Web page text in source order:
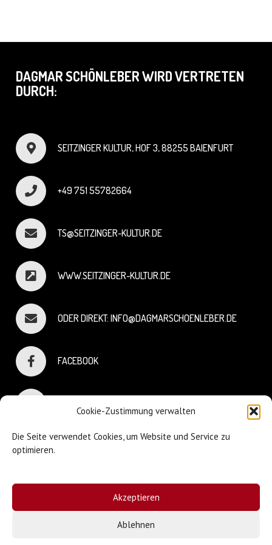
Cookie-Zustimmung verwalten
Die Seite verwendet Cookies, um Website und Service zu
optimieren.
Akzeptieren
Ablehnen
DAGMAR SCHÖNLEBER WIRD VERTRETEN
DURCH:
SEITZINGER KULTUR, HOF 3, 88255 BAIENFURT
+49 751 55782664
TS@SEITZINGER-KULTUR.DE
WWW.SEITZINGER-KULTUR.DE
ODER DIREKT: INFO@DAGMARSCHOENLEBER.DE
FACEBOOK
Sniffing Dog